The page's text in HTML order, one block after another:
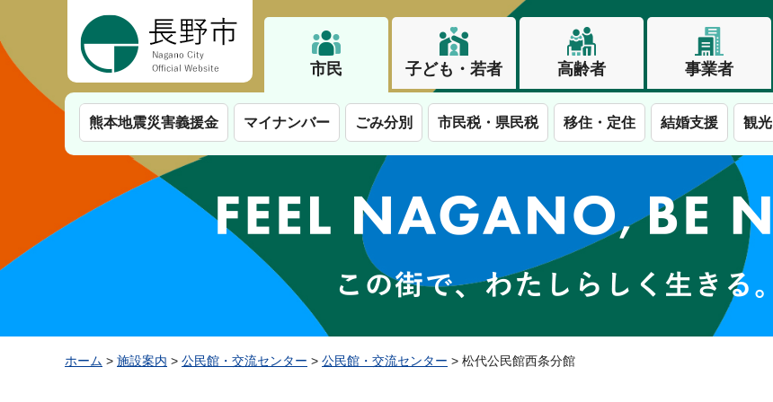
市民 子ども・若者 高齢者 事業者
熊本地震災害義援金 マイナンバー ごみ分別 市民税・県民税 移住・定住 結婚支援 観光
この街で、わたしらしく生きる。長野市
ホーム > 施設案内 > 公民館・交流センター > 公民館・交流センター > 松代公民館西条分館